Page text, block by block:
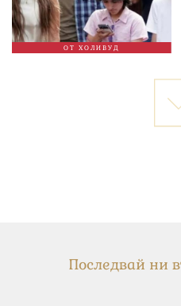
ОТ ХОЛИВУД
Последвай ни